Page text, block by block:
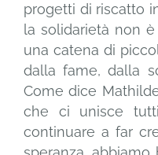
progetti di riscatto
la solidarietà non
una catena di
dalla fame, dalla
Come dice
che ci unisce
continuare a far